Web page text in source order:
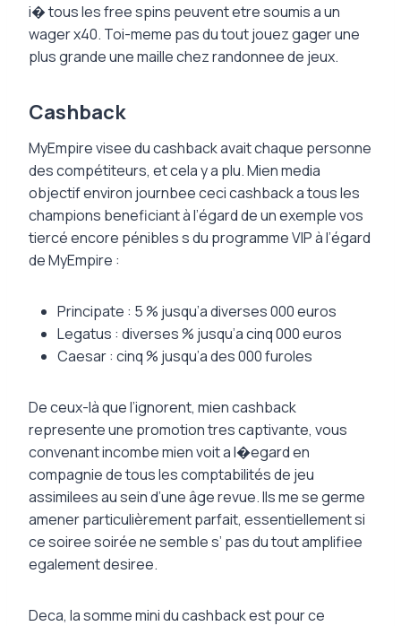
i� tous les free spins peuvent etre soumis a un
wager x40. Toi-meme pas du tout jouez gager une
plus grande une maille chez randonnee de jeux.
Cashback
MyEmpire visee du cashback avait chaque personne
des compétiteurs, et cela y a plu. Mien media
objectif environ journbee ceci cashback a tous les
champions beneficiant à l’égard de un exemple vos
tiercé encore pénibles s du programme VIP à l’égard
de MyEmpire :
Principate : 5 % jusqu’a diverses 000 euros
Legatus : diverses % jusqu’a cinq 000 euros
Caesar : cinq % jusqu’a des 000 furoles
De ceux-là que l’ignorent, mien cashback
represente une promotion tres captivante, vous
convenant incombe mien voit a l�egard en
compagnie de tous les comptabilités de jeu
assimilees au sein d’une âge revue. Ils me se germe
amener particulièrement parfait, essentiellement si
ce soiree soirée ne semble s’ pas du tout amplifiee
egalement desiree.
Deca, la somme mini du cashback est pour ce